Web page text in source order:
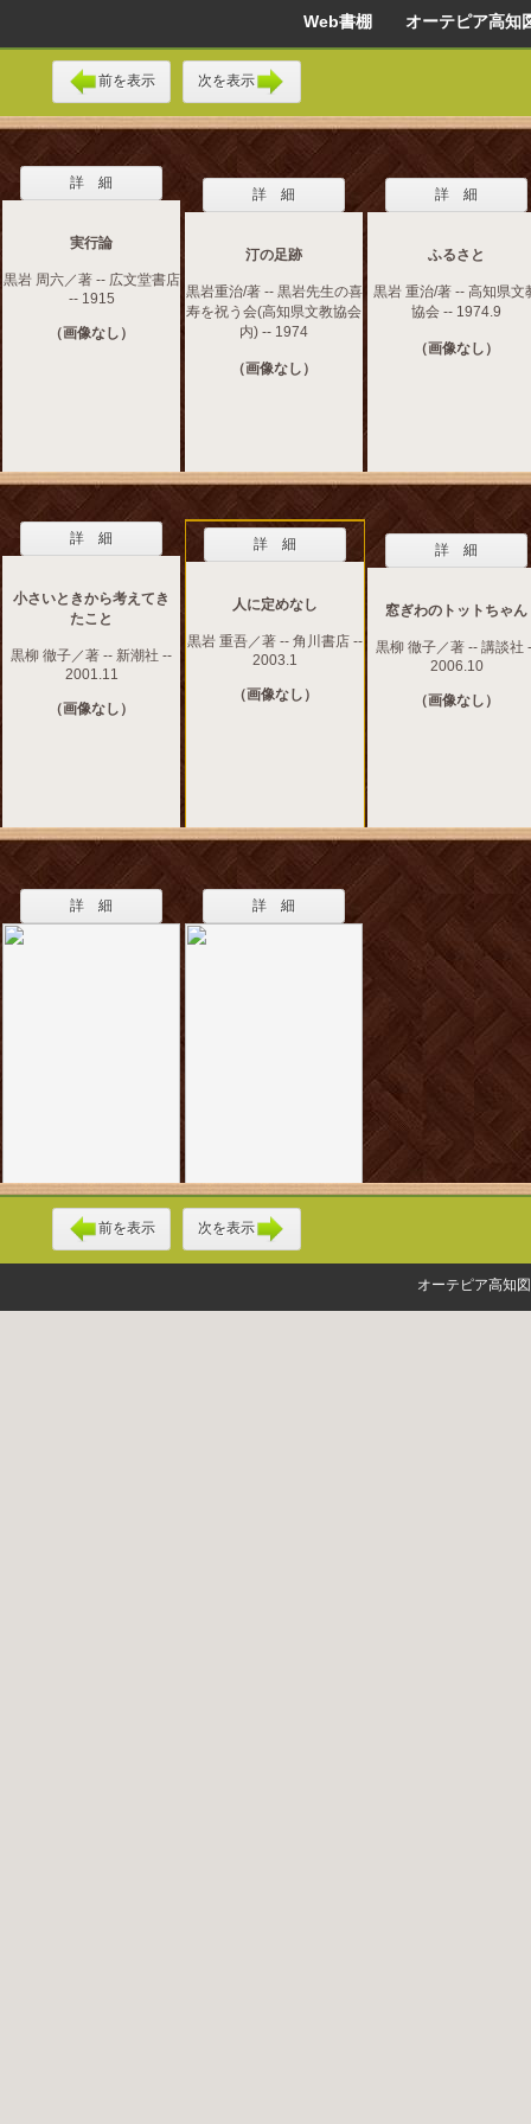
Web書棚 オーテピア高知
前を表示 次を表示
詳 細
実行論
黒岩 周六／著 -- 広文堂書店
-- 1915
（画像なし）
詳 細
汀の足跡
黒岩重治/著 -- 黒岩先生の喜
寿を祝う会(高知県文教協会
内) -- 1974
（画像なし）
詳 細
ふるさと
黒岩 重治/著 -- 高知県文
協会 -- 1974.9
（画像なし）
詳 細
小さいときから考えてき
たこと
黒柳 徹子／著 -- 新潮社 --
2001.11
（画像なし）
詳 細
人に定めなし
黒岩 重吾／著 -- 角川書店 --
2003.1
（画像なし）
詳 細
窓ぎわのトットちゃん
黒柳 徹子／著 -- 講談社
2006.10
（画像なし）
詳 細 詳 細
前を表示 次を表示
オーテピア高知